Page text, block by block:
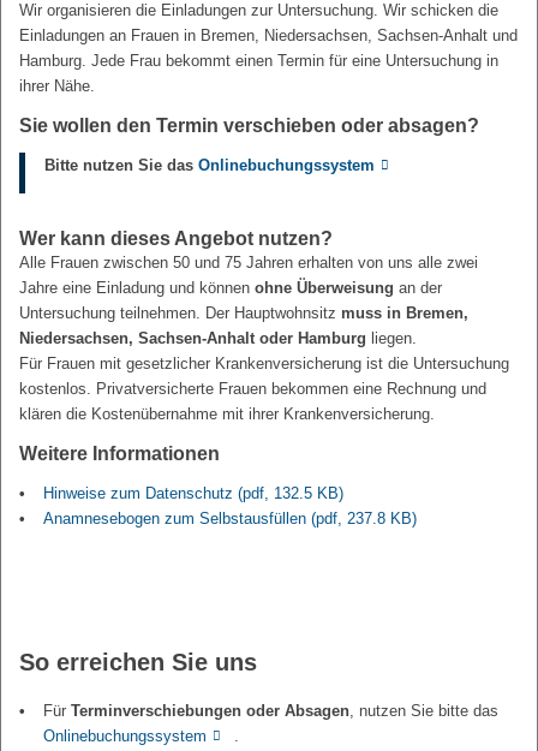
Wir organisieren die Einladungen zur Untersuchung. Wir schicken die
Einladungen an Frauen in Bremen, Niedersachsen, Sachsen-Anhalt und
Hamburg. Jede Frau bekommt einen Termin für eine Untersuchung in
ihrer Nähe.
Sie wollen den Termin verschieben oder absagen?
Bitte nutzen Sie das Onlinebuchungssystem
Wer kann dieses Angebot nutzen?
Alle Frauen zwischen 50 und 75 Jahren erhalten von uns alle zwei
Jahre eine Einladung und können ohne Überweisung an der
Untersuchung teilnehmen. Der Hauptwohnsitz muss in Bremen,
Niedersachsen, Sachsen-Anhalt oder Hamburg liegen.
Für Frauen mit gesetzlicher Krankenversicherung ist die Untersuchung
kostenlos. Privatversicherte Frauen bekommen eine Rechnung und
klären die Kostenübernahme mit ihrer Krankenversicherung.
Weitere Informationen
Hinweise zum Datenschutz (pdf, 132.5 KB)
Anamnesebogen zum Selbstausfüllen (pdf, 237.8 KB)
So erreichen Sie uns
Für Terminverschiebungen oder Absagen, nutzen Sie bitte das
Onlinebuchungssystem
.